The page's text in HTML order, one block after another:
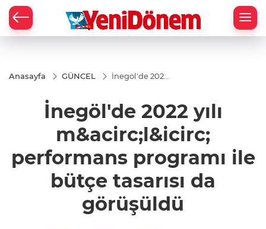
Anasayfa GÜNCEL
İnegöl'de 2022
performans
programı ile
da görüşüldü
İnegöl'de 2022 yılı
m&acirc;l&icirc;
performans programı ile
bütçe tasarısı da
görüşüldü